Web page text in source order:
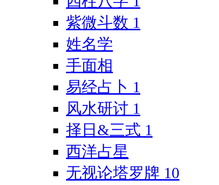
紫微斗数 1
姓名学
手面相
易经占卜 1
风水研讨 1
择日&三式 1
西洋占星
无视论塔罗牌 10